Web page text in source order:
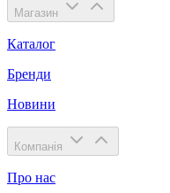
Зв'язатися з нами
+380 97 475-75-45
info@ukulele.ua
Київ, вул. Тираспільська, 60
Пн—Пт 10:00 – 18:00
Подписаться